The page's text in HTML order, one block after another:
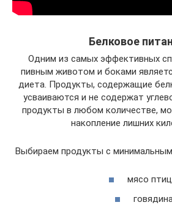
Белковое
Одним из самых эффективных
пивным животом и боками
диета. Продукты, содержащие
усваиваются и не содержат
продукты в любом количестве,
накопление лишних
Выбираем продукты с
мясо